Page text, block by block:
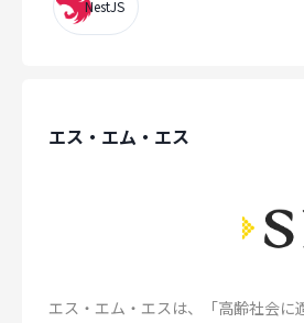
NestJS
エス・エム・エス
エス・エム・エスは、「高齢社会